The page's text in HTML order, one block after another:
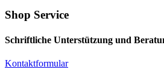
Shop Service
Schriftliche Unterstützung und
Kontaktformular